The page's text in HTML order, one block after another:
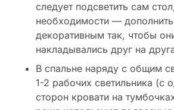
следует подсветить сам
необходимости —
декоративным так, чтобы
накладывались друг на
В спальне наряду с общим
1-2 рабочих светильника (с
сторон кровати на